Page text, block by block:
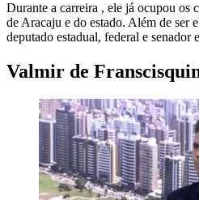
Durante a carreira , ele já ocupou os
de Aracaju e do estado. Além de ser
deputado estadual, federal e senador
Valmir de